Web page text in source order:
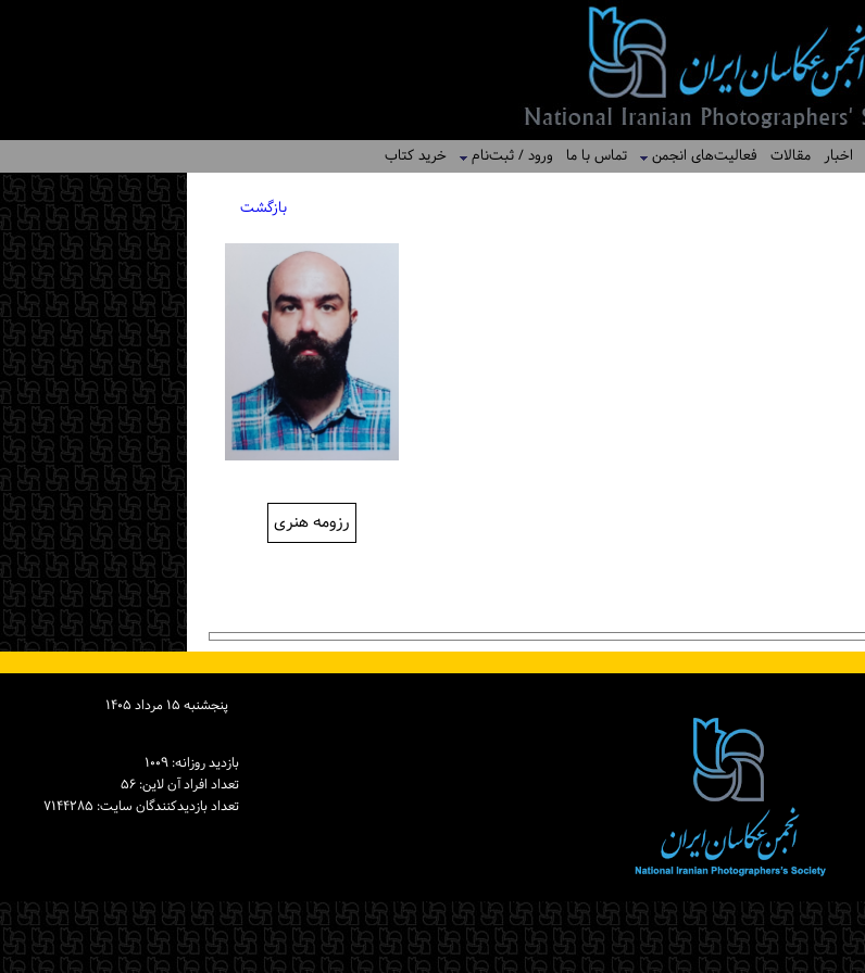
اخبار مقالات فعالیت‌های انجمن تماس با ما ورود / ثبت‌نام خرید کتاب
بازگشت
رزومه هنری
پنجشنبه ۱۵ مرداد ۱۴۰۵
بازدید روزانه: ۱۰۰۹
تعداد افراد آن لاین: ۵۶
تعداد بازدیدكنندگان سایت: ۷۱۴۴۲۸۵